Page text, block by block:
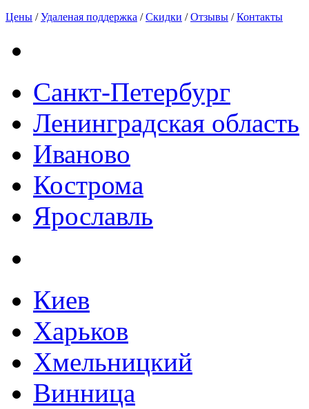
Цены /Удаленая поддержка /Скидки /Отзывы /Контакты
Санкт-Петербург
Ленинградская область
Иваново
Кострома
Ярославль
Киев
Харьков
Хмельницкий
Винница